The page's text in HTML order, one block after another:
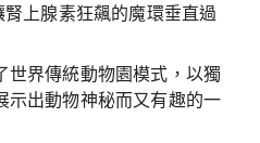
腎上腺素狂飆的魔環垂直過
世界傳統動物園模式，以獨
示出動物神秘而又有趣的一